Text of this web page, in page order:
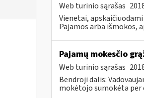
Web turinio sąrašas
Vienetai,
Pajamos arba išmokos,
Pajamų mokesčio
Web turinio sąrašas
Bendroji dalis:
mokėtojo sumokėta per